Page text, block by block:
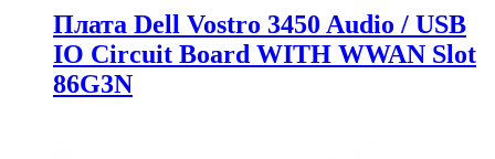
Плата Dell Vostro 3450 Audio / USB
IO Circuit Board WITH WWAN Slot
86G3N